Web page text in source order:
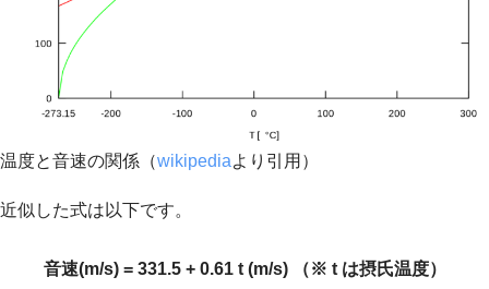
温度と音速の関係（wikipediaより引用）
近似した式は以下です。
音速(m/s) = 331.5 + 0.61 t (m/s) （※ t は摂氏温度）